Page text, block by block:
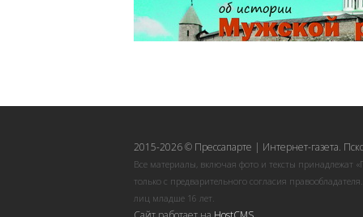
2015-2026 © Прессапарте | Интернет-газета.
Все материалы, включая фото и тексты принадлежат
только с предварительного согласия
лиц младше 16 лет.